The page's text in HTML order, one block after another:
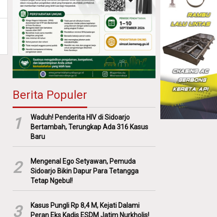
Berita Populer
1
Waduh! Penderita HIV di Sidoarjo
Bertambah, Terungkap Ada 316 Kasus
Baru
2
Mengenal Ego Setyawan, Pemuda
Sidoarjo Bikin Dapur Para Tetangga
Tetap Ngebul!
3
Kasus Pungli Rp 8,4 M, Kejati Dalami
Peran Eks Kadis ESDM Jatim Nurkholis!